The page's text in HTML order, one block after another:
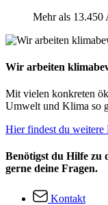
Mehr als 13.450
Wir arbeiten
Mit vielen konkreten
Umwelt und Klima so
Hier findest du weitere
Benötigst du Hilfe zu
gerne deine Fragen.
Kontakt